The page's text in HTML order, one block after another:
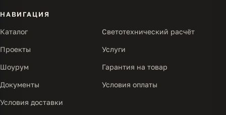
НАВИГАЦИЯ
Каталог Светотехнический расчёт
Проекты Услуги
Шоурум Гарантия на товар
Документы Условия оплаты
Условия доставки